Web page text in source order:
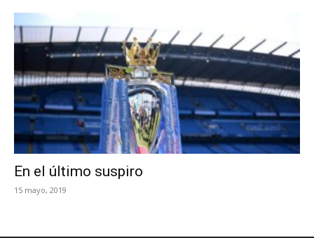
En el último suspiro
15 mayo, 2019